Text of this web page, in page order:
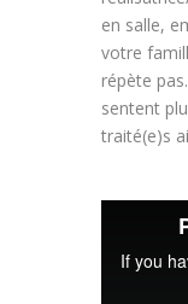
en salle,
votre
répète
sentent
traité(e)s